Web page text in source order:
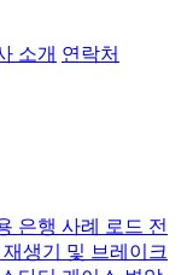
소개 연락처
은행 사례 로드 전
재생기 및 브레이크